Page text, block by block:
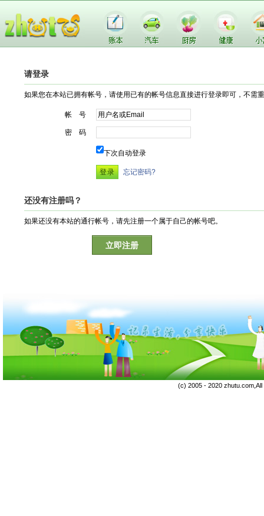
请登录
如果您在本站已拥有帐号，请使用已有的帐号信息直接进行登录即可，不需
帐 号
密 码
下次自动登录
忘记密码?
还没有注册吗？
如果还没有本站的通行帐号，请先注册一个属于自己的帐号吧。
立即注册
(c) 2005 - 2020